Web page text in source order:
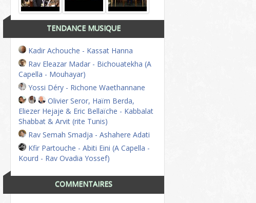
TENDANCE MUSIQUE
Kadir Achouche - Kassat Hanna
Rav Eleazar Madar - Bichouatekha (A
Capella - Mouhayar)
Yossi Déry - Richone Waethannane
Olivier Seror, Haïm Berda,
Eliezer Hejaje & Eric Bellaïche - Kabbalat
Shabbat & Arvit (rite Tunis)
Rav Semah Smadja - Ashahere Adati
Kfir Partouche - Abiti Eini (A Capella -
Kourd - Rav Ovadia Yossef)
COMMENTAIRES